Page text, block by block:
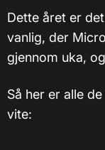
Dette året er
vanlig, der
gjennom uka,
Så her er alle
vite: